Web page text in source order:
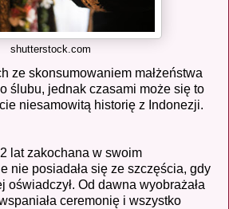
shutterstock.com
ze skonsumowaniem małżeństwa
ślubu, jednak czasami może się to
niesamowitą historię z Indonezji.
lat zakochana w swoim
nie posiadała się ze szczęścia, gdy
oświadczył. Od dawna wyobrażała
ceremonię i wszystko